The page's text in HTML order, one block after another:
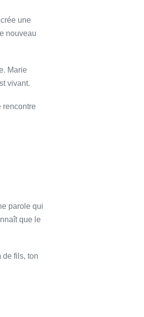
une
nouveau
Marie
vivant.
rencontre
parole qui
que le
de fils, ton